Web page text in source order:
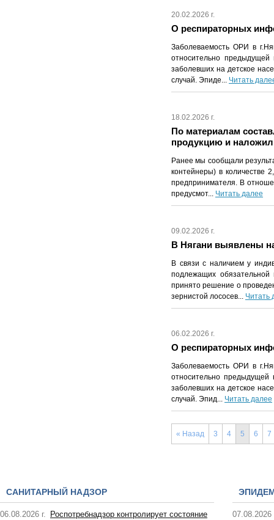
20.02.2026 г.
О респираторных
Заболеваемость ОРИ в
относительно
заболевших на детское
случай. Эпиде... Читать
18.02.2026 г.
По материалам
продукцию и
Ранее мы сообщали
контейнеры) в количестве
предпринимателя. В
предусмот... Читать далее
09.02.2026 г.
В Нягани выявлены
В связи с наличием у
подлежащих обязательной
принято решение о
зернистой лососев... Читать
06.02.2026 г.
О респираторных
Заболеваемость ОРИ в
относительно предыдущей
заболевших на детское
случай. Эпид... Читать далее
« Назад 3 4 5 6 7
САНИТАРНЫЙ НАДЗОР
06.08.2026 г. Роспотребнадзор контролирует состояние 07.08.2026